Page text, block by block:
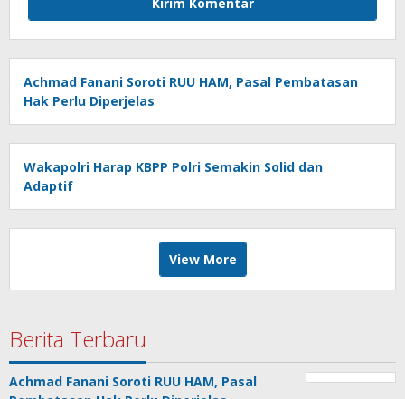
Achmad Fanani Soroti RUU HAM, Pasal Pembatasan
Hak Perlu Diperjelas
Wakapolri Harap KBPP Polri Semakin Solid dan
Adaptif
View More
Berita Terbaru
Achmad Fanani Soroti RUU HAM, Pasal